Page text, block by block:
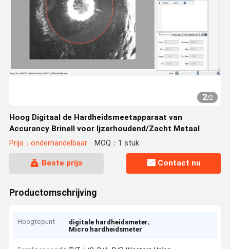
2/2
Hoog Digitaal de Hardheidsmeetapparaat van
Accurancy Brinell voor Ijzerhoudend/Zacht Metaal
Prijs：onderhandelbaar MOQ：1 stuk
Beste prijs Contact nu
Productomschrijving
Hoogtepunt digitale hardheidsmeter,
Micro hardheidsmeter